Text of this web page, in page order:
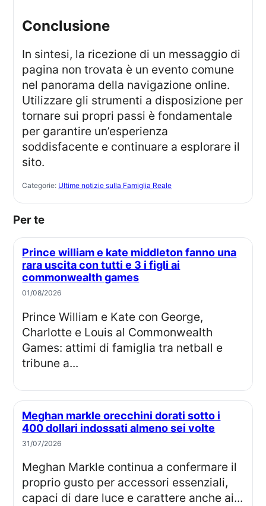
Conclusione
In sintesi, la ricezione di un messaggio di
pagina non trovata è un evento comune
nel panorama della navigazione online.
Utilizzare gli strumenti a disposizione per
tornare sui propri passi è fondamentale
per garantire un’esperienza
soddisfacente e continuare a esplorare il
sito.
Categorie: Ultime notizie sulla Famiglia Reale
Per te
Prince william e kate middleton fanno una
rara uscita con tutti e 3 i figli ai
commonwealth games
01/08/2026
Prince William e Kate con George,
Charlotte e Louis al Commonwealth
Games: attimi di famiglia tra netball e
tribune a...
Meghan markle orecchini dorati sotto i
400 dollari indossati almeno sei volte
31/07/2026
Meghan Markle continua a confermare il
proprio gusto per accessori essenziali,
capaci di dare luce e carattere anche ai...